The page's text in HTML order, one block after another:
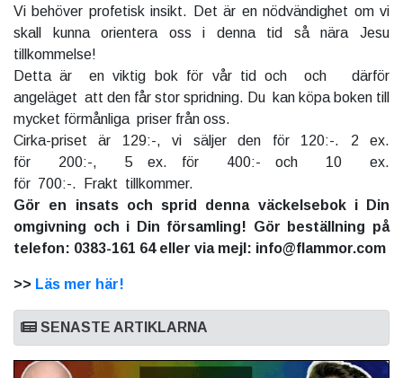
Vi behöver profetisk insikt. Det är en nödvändighet om vi
skall kunna orientera oss i denna tid så nära Jesu
tillkommelse!
Detta är en viktig bok för vår tid och och därför
angeläget att den får stor spridning. Du kan köpa boken till
mycket förmånliga priser från oss.
Cirka-priset är 129:-, vi säljer den för 120:-. 2 ex.
för 200:-, 5 ex. för 400:- och 10 ex.
för 700:-. Frakt tillkommer.
Gör en insats och sprid denna väckelsebok i Din
omgivning och i Din församling! Gör beställning på
telefon: 0383-161 64 eller via mejl: info@flammor.com
>> Läs mer här!
SENASTE ARTIKLARNA